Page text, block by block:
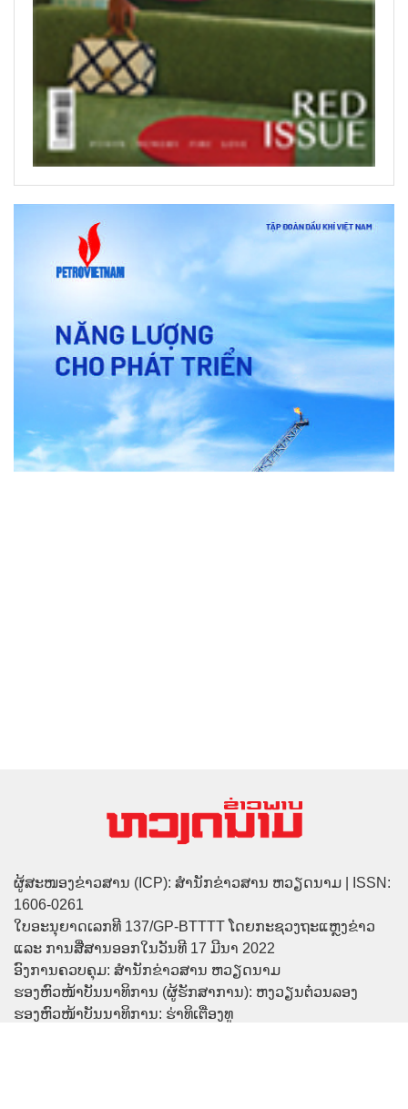
ຜູ້ສະໜອງຂ່າວສານ (ICP): ສຳນັກຂ່າວສານ ຫວຽດນາມ | ISSN:
1606-0261
ໃບອະນຸຍາດເລກທີ 137/GP-BTTTT ໂດຍກະຊວງຖະແຫຼງຂ່າວ
ແລະ ການສື່ສານອອກໃນວັນທີ 17 ມີນາ 2022
ອົງການຄວບຄຸມ: ສຳນັກຂ່າວສານ ຫວຽດນາມ
ຮອງຫົວໜ້າບັນນາທິການ (ຜູ້ຮັກສາການ): ຫງວຽນຕ໋ວນລອງ
ຮອງຫົວໜ້າບັນນາທິການ: ຮ່າທິເຕື່ອງທູ